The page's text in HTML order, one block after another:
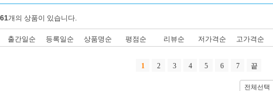
개의 상품이 있습니다.
출간일순 등록일순 상품명순 평점순 리뷰순 저가격순 고가격순
1 2 3 4 5 6 7 끝
전체선택